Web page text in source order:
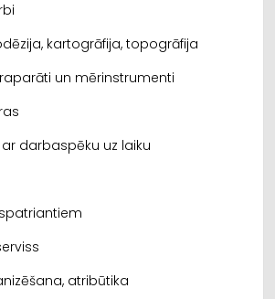
kartogrāfija, topogrāfija
un mērinstrumenti
darbaspēku uz laiku
atribūtika